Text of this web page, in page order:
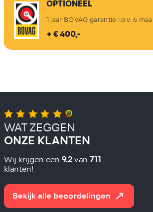
OPTIONEEL
1 jaar BOVAG garantie i.p.v. 6
+ € 400,-
WAT ZEGGEN
ONZE KLANTEN
Wij krijgen een 9.2van 711
klanten!
Bekijk alle beoordelingen